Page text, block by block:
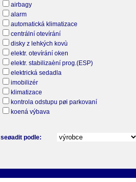
airbagy
alarm
automatická klimatizace
centrální otevírání
disky z lehkých kovù
elektr. otevírání oken
elektr. stabilizaèní prog.(ESP)
elektrická sedadla
imobilizér
klimatizace
kontrola odstupu pøi parkovaní
koená výbava
seøadit podle: